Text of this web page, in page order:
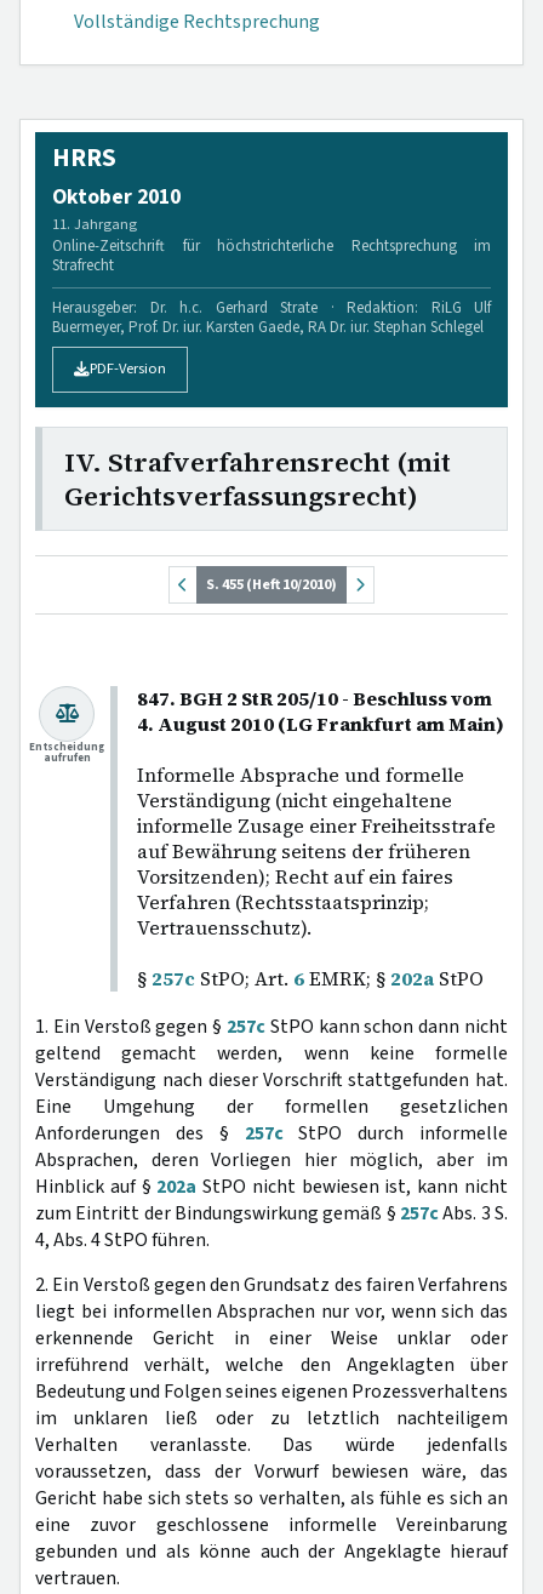
Vollständige Rechtsprechung
HRRS
Oktober 2010
11. Jahrgang
Online-Zeitschrift für höchstrichterliche Rechtsprechung im
Strafrecht
Herausgeber: Dr. h.c. Gerhard Strate · Redaktion: RiLG Ulf
Buermeyer, Prof. Dr. iur. Karsten Gaede, RA Dr. iur. Stephan Schlegel
PDF-Version
IV. Strafverfahrensrecht (mit
Gerichtsverfassungsrecht)
S. 455 (Heft 10/2010)
847. BGH 2 StR 205/10 - Beschluss vom
4. August 2010 (LG Frankfurt am Main)
Informelle Absprache und formelle
Verständigung (nicht eingehaltene
informelle Zusage einer Freiheitsstrafe
auf Bewährung seitens der früheren
Vorsitzenden); Recht auf ein faires
Verfahren (Rechtsstaatsprinzip;
Vertrauensschutz).
§ 257c StPO; Art. 6EMRK; § 202a StPO
Entscheidung
aufrufen
1. Ein Verstoß gegen § 257cStPO kann schon dann nicht
geltend gemacht werden, wenn keine formelle
Verständigung nach dieser Vorschrift stattgefunden hat.
Eine Umgehung der formellen gesetzlichen
Anforderungen des § 257cStPO durch informelle
Absprachen, deren Vorliegen hier möglich, aber im
Hinblick auf § 202a StPO nicht bewiesen ist, kann nicht
zum Eintritt der Bindungswirkung gemäß § 257cAbs. 3 S.
4, Abs. 4 StPO führen.
2. Ein Verstoß gegen den Grundsatz des fairen Verfahrens
liegt bei informellen Absprachen nur vor, wenn sich das
erkennende Gericht in einer Weise unklar oder
irreführend verhält, welche den Angeklagten über
Bedeutung und Folgen seines eigenen Prozessverhaltens
im unklaren ließ oder zu letztlich nachteiligem
Verhalten veranlasste. Das würde jedenfalls
voraussetzen, dass der Vorwurf bewiesen wäre, das
Gericht habe sich stets so verhalten, als fühle es sich an
eine zuvor geschlossene informelle Vereinbarung
gebunden und als könne auch der Angeklagte hierauf
vertrauen.